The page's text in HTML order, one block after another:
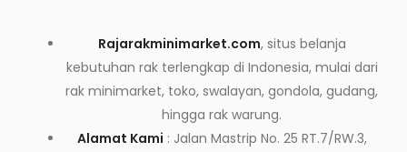
Rajarakminimarket.com, situs belanja
kebutuhan rak terlengkap di Indonesia, mulai dari
rak minimarket, toko, swalayan, gondola, gudang,
hingga rak warung.
Alamat Kami : Jalan Mastrip No. 25 RT.7/RW.3,